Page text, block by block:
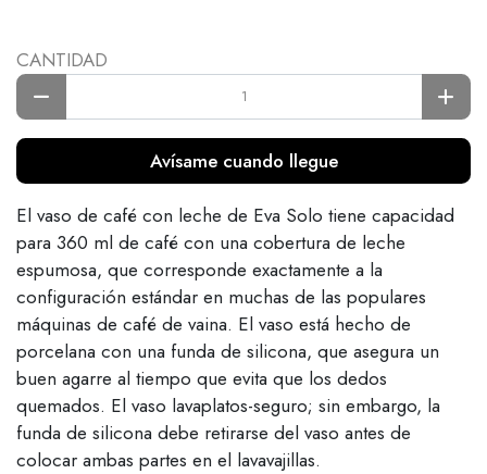
CANTIDAD
Avísame cuando llegue
El vaso de café con leche de Eva Solo tiene capacidad
para 360 ml de café con una cobertura de leche
espumosa, que corresponde exactamente a la
configuración estándar en muchas de las populares
máquinas de café de vaina. El vaso está hecho de
porcelana con una funda de silicona, que asegura un
buen agarre al tiempo que evita que los dedos
quemados. El vaso lavaplatos-seguro; sin embargo, la
funda de silicona debe retirarse del vaso antes de
colocar ambas partes en el lavavajillas.